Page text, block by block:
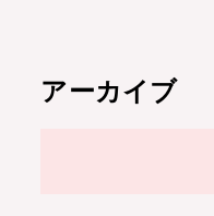
アーカイブ